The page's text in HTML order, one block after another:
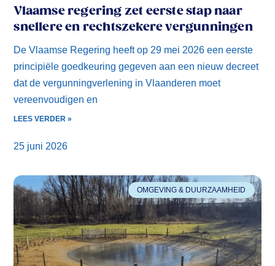
Vlaamse regering zet eerste stap naar
snellere en rechtszekere vergunningen
De Vlaamse Regering heeft op 29 mei 2026 een eerste
principiële goedkeuring gegeven aan een nieuw decreet
dat de vergunningverlening in Vlaanderen moet
vereenvoudigen en
LEES VERDER »
25 juni 2026
OMGEVING & DUURZAAMHEID